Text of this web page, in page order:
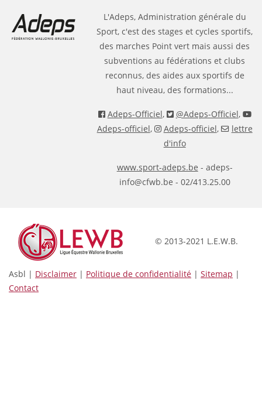
L'Adeps, Administration générale du
Sport, c'est des stages et cycles sportifs,
des marches Point vert mais aussi des
subventions au fédérations et clubs
reconnus, des aides aux sportifs de
haut niveau, des formations...
Adeps-Officiel, @Adeps-Officiel,
Adeps-officiel, Adeps-officiel,
lettre
d'info
www.sport-adeps.be - adeps-
info@cfwb.be - 02/413.25.00
© 2013-2021 L.E.W.B.
Asbl | Disclaimer | Politique de confidentialité | Sitemap |
Contact